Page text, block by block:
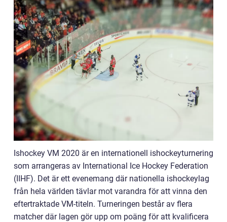
Ishockey VM 2020 är en internationell ishockeyturnering
som arrangeras av International Ice Hockey Federation
(IIHF). Det är ett evenemang där nationella ishockeylag
från hela världen tävlar mot varandra för att vinna den
eftertraktade VM-titeln. Turneringen består av flera
matcher där lagen gör upp om poäng för att kvalificera